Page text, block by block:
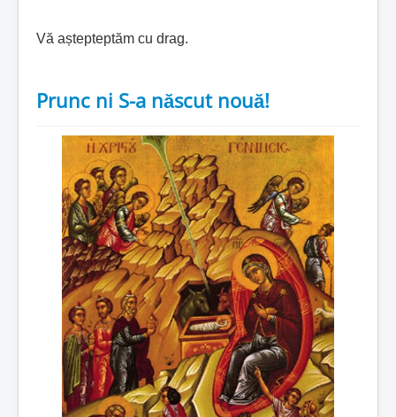
Vă aștepteptăm cu drag.
Prunc ni S-a născut nouă!